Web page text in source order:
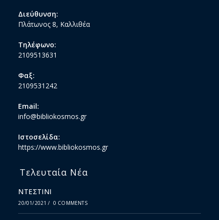
Διεύθυνση:
Πλάτωνος 8, Καλλιθέα
Τηλέφωνο:
2109513631
Φαξ:
2109531242
Email:
info@bibliokosmos.gr
Ιστοσελίδα:
https://www.bibliokosmos.gr
Τελευταία Νέα
ΝΤΕΣΤΙΝΙ
20/01/2021 / 0 COMMENTS